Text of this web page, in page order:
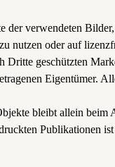
verwendeten
nutzen oder auf
geschützten
Eigentümer.
bleibt allein
Publikationen